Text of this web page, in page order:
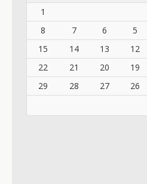
1
5
6
7
8
12
13
14
15
19
20
21
22
26
27
28
29